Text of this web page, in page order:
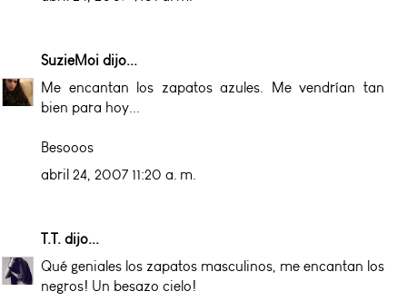
SuzieMoi dijo...
Me encantan los zapatos azules. Me vendrían tan
bien para hoy...
Besooos
abril 24, 2007 11:20 a. m.
T.T. dijo...
Qué geniales los zapatos masculinos, me encantan los
negros! Un besazo cielo!